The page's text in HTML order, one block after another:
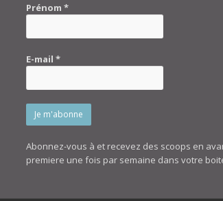
Prénom*
E-mail*
Abonnez-vous à et recevez des scoops en
premiere une fois par semaine dans votre